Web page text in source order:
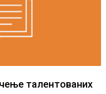
талентованих